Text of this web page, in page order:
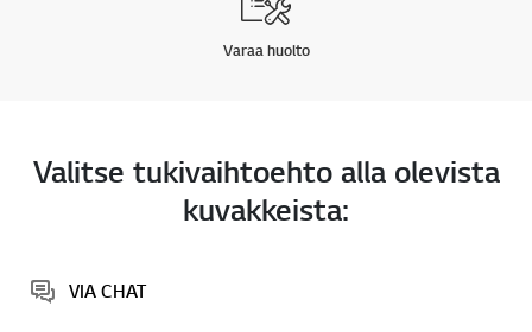
Varaa huolto
Valitse tukivaihtoehto alla olevista
kuvakkeista:
VIA CHAT